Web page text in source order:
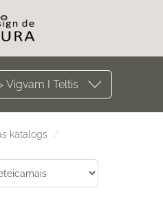
Vigvam I Teltis
katalogs